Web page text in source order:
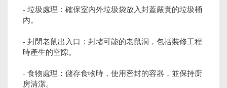
- 垃圾處理：確保室內外垃圾袋放入封蓋嚴實的垃圾桶
內。
- 封閉老鼠出入口：封堵可能的老鼠洞，包括裝修工程
時產生的空隙。
- 食物處理：儲存食物時，使用密封的容器，並保持廚
房清潔。